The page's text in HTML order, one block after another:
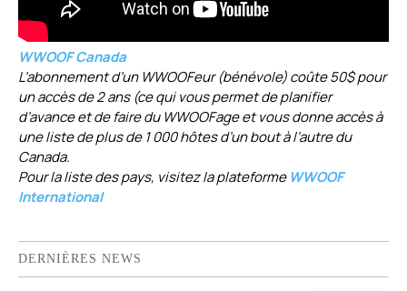
WWOOF Canada
L’abonnement d’un WWOOFeur (bénévole) coûte 50$ pour
un accès de 2 ans (ce qui vous permet de planifier
d’avance et de faire du WWOOFage et vous donne accès à
une liste de plus de 1 000 hôtes d’un bout à l’autre du
Canada.
Pour la liste des pays, visitez la plateforme WWOOF
International
DERNIÈRES NEWS